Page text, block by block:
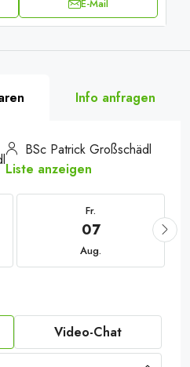
E-Mail
Info anfragen
BSc Patrick Großschädl
Liste anzeigen
Fr.
07
Aug.
Video-Chat